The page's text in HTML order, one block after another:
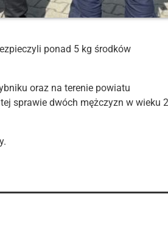
ponad 5 kg środków
oraz na terenie powiatu
sprawie dwóch mężczyzn w wieku